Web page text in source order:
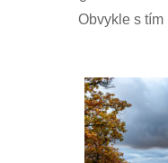
Obvykle s